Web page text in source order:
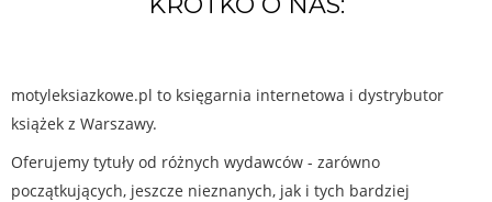
motyleksiazkowe.pl to księgarnia internetowa i dystrybutor
książek z Warszawy.
Oferujemy tytuły od różnych wydawców - zarówno
początkujących, jeszcze nieznanych, jak i tych bardziej